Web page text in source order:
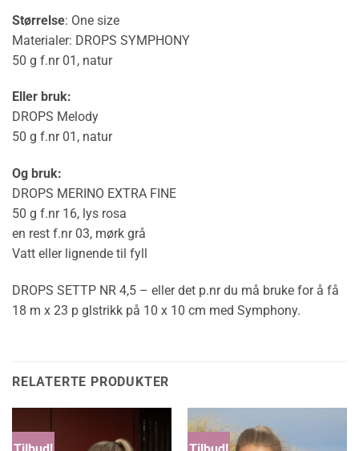
Størrelse: One size
Materialer: DROPS SYMPHONY
50 g f.nr 01, natur
Eller bruk:
DROPS Melody
50 g f.nr 01, natur
Og bruk:
DROPS MERINO EXTRA FINE
50 g f.nr 16, lys rosa
en rest f.nr 03, mørk grå
Vatt eller lignende til fyll
DROPS SETTP NR 4,5 – eller det p.nr du må bruke for å få
18 m x 23 p glstrikk på 10 x 10 cm med Symphony.
RELATERTE PRODUKTER